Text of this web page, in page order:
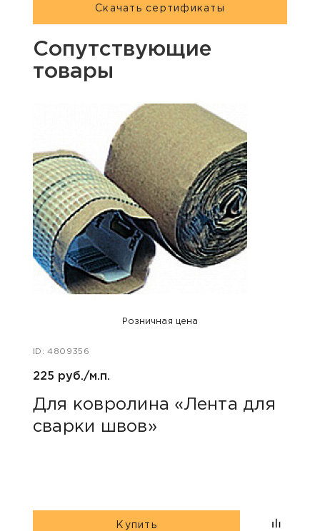
Скачать сертификаты
Сопутствующие
товары
Розничная цена
ID: 4809356
225 руб./м.п.
Для ковролина «Лента для
сварки швов»
Купить